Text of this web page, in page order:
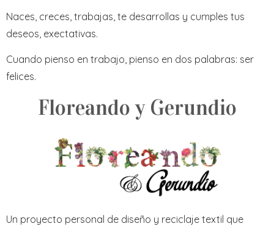
Naces, creces, trabajas, te desarrollas y cumples tus
deseos, exectativas.
Cuando pienso en trabajo, pienso en dos palabras: ser
felices.
Floreando y Gerundio
Un proyecto personal de diseño y reciclaje textil que